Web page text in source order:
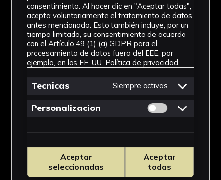
consentimiento. Al hacer clic en "Aceptar todas",
acepta voluntariamente el tratamiento de datos
antes mencionado. Esto también incluye, por un
tiempo limitado, su consentimiento de acuerdo
con el Artículo 49 (1) (a) GDPR para el
procesamiento de datos fuera del EEE, por
ejemplo, en los EE. UU. Política de privacidad
Tecnicas Siempre activas
Personalizacion Permitir cookies
Aceptar
seleccionadas
Aceptar
todas